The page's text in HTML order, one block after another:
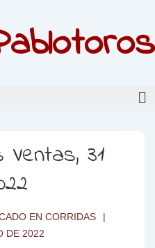
31
EN CORRIDAS
DE 2022